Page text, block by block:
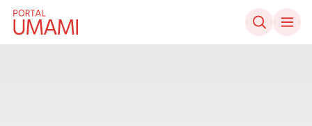
Ir directamente al contenido